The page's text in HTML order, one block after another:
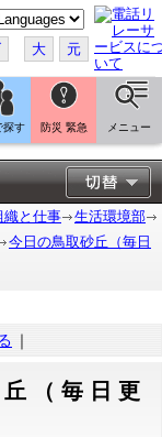
大 元
探す 防災 緊急 メニュー
織と仕事
生活環境部
今日の鳥取砂丘（毎日
｜
（毎日更